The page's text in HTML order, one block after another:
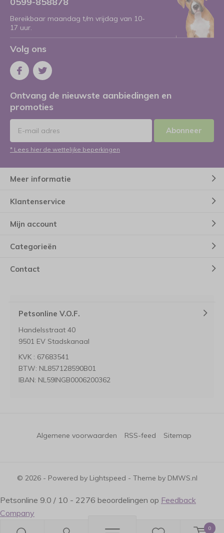
0
Bereikbaar maandag t/m vrijdag van 10-
17 uur.
Volg ons
Ontvang de nieuwste aanbiedingen en
promoties
Abonneer
* Lees hier de wettelijke beperkingen
Meer informatie
Klantenservice
Mijn account
Categorieën
Contact
Petsonline V.O.F.
Handelsstraat 40
9501 EV Stadskanaal
KVK : 67683541
BTW: NL857128590B01
IBAN: NL59INGB0006200362
© 2026 - Powered by Lightspeed - Theme by DMWS.nl
Algemene voorwaarden RSS-feed Sitemap
Petsonline 9.0 / 10 - 2276 beoordelingen op Feedback
Company